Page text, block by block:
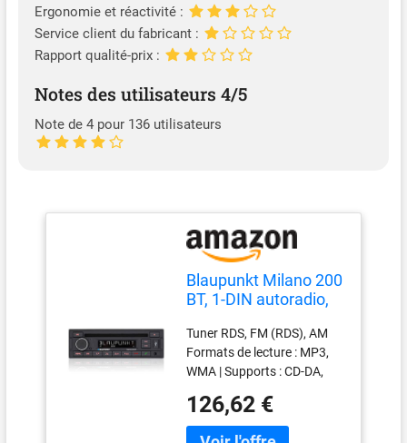
Ergonomie et réactivité :
Service client du fabricant :
Rapport qualité-prix :
Notes des utilisateurs 4/5
Note de 4 pour 136 utilisateurs
Blaupunkt Milano 200
BT, 1-DIN autoradio,
Mains Libres, USB,
entrée auxiliaire,
4x40 Watts, 12V
Tuner RDS, FM (RDS), AM
Formats de lecture : MP3,
WMA | Supports : CD-DA,
rapide depuis une clé USB
Écran à 9 chiffres | Modes
126,62 €